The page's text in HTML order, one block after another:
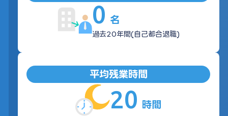
0 名
過去20年間(自己都合退職)
平均残業時間
20 時間